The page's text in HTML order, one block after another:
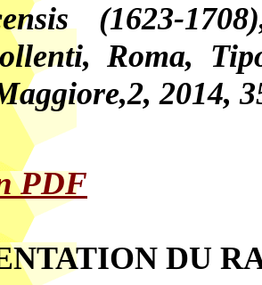
(1623-
, Roma,
2014,
PDF
DU